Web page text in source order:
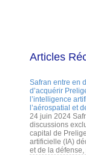
Articles
Safran entre en
d’acquérir
l’intelligence
l’aérospatial et
24 juin 2024
discussions
capital de
artificielle (IA)
et de la défense,